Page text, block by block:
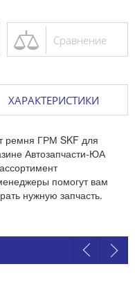
Сравнение
ХАРАКТЕРИСТИКИ
ремня ГРМ SKF для
Автозапчасти-ЮА
помогут вам
нужную запчасть.